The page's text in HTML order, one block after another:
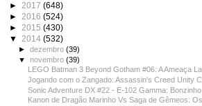
► 2017 (648)
► 2016 (524)
► 2015 (430)
▼ 2014 (532)
►dezembro(39)
▼novembro(39)
LEGO Batman 3 Beyond Gotham #06: A Ameaça
Jogando com o Zangado: Assassin's Creed Unity
Sonic Adventure DX #22 - E-102 Gamma: Bonzinho
Kanon de Dragão Marinho Vs Saga de Gêmeos: Os